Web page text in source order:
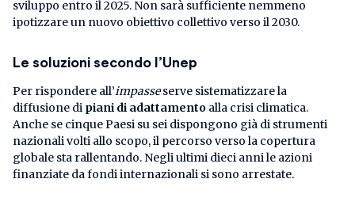
sviluppo entro il 2025. Non sarà sufficiente nemmeno
ipotizzare un nuovo obiettivo collettivo verso il 2030.
Le soluzioni secondo l’Unep
Per rispondere all’impasseserve sistematizzare la
diffusione di piani di adattamento alla crisi climatica.
Anche se cinque Paesi su sei dispongono già di strumenti
nazionali volti allo scopo, il percorso verso la copertura
globale sta rallentando. Negli ultimi dieci anni le azioni
finanziate da fondi internazionali si sono arrestate.